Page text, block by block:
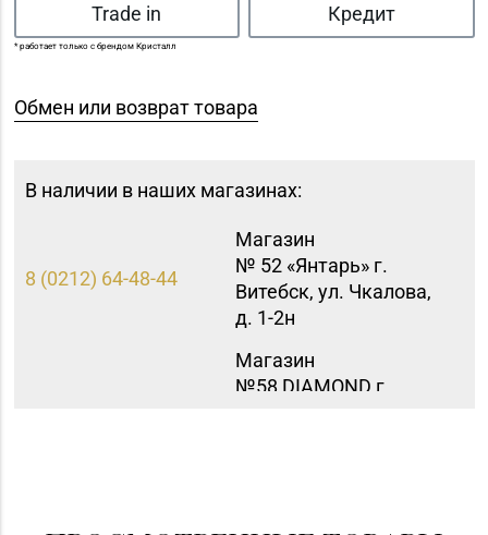
Trade in Кредит
* работает только с брендом Кристалл
Обмен или возврат товара
В наличии в наших магазинах:
8 (0212) 64-48-44
Магазин
№ 52 «Янтарь» г.
Витебск, ул. Чкалова,
д. 1-2н
Магазин
№58 DIAMOND г.